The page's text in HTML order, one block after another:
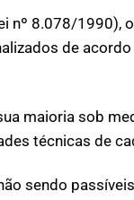
nº 8.078/1990),
de
maioria sob
técnicas de
sendo